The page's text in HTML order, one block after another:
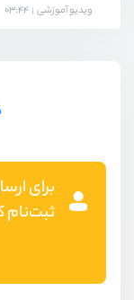
ویدیو آموزشی 03:44
برای
ثبت‌نام